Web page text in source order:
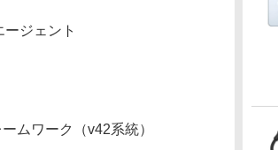
ジェント
ムワーク（v42系統）